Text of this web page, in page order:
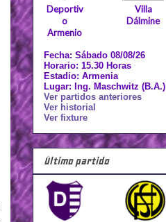
Deportiv
o
Armenio
Villa
Dálmine
Fecha: Sábado 08/08/26
Horario: 15.30 Horas
Estadio: Armenia
Lugar: Ing. Maschwitz (B.A.)
Ver partidos anteriores
Ver historial
Ver fixture
Último partido